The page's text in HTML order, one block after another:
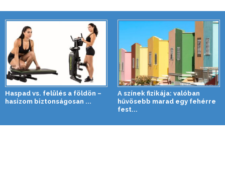
Haspad vs. felülés a földön –
hasizom biztonságosan ...
A színek fizikája: valóban
hűvösebb marad egy fehérre
fest...